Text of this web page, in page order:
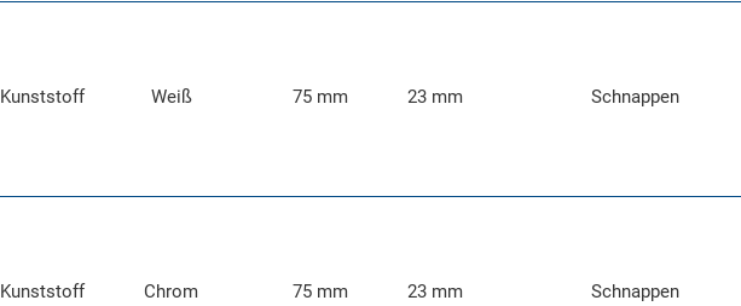
Kunststoff Weiß 75 mm 23 mm Schnappen
Kunststoff Chrom 75 mm 23 mm Schnappen